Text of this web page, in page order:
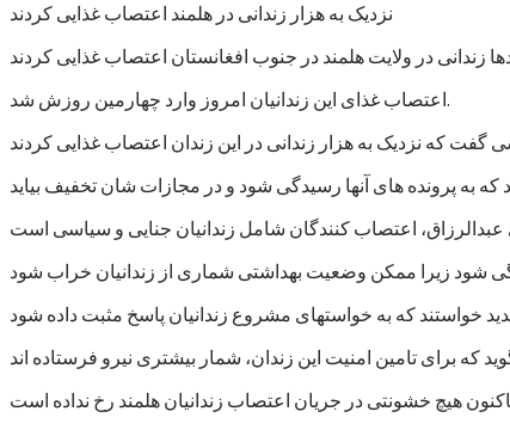
نزدیک به هزار زندانی در هلمند اعتصاب غذایی کردند
اعتصاب غذای این زندانیان امروز وارد چهارمین روزش شد.